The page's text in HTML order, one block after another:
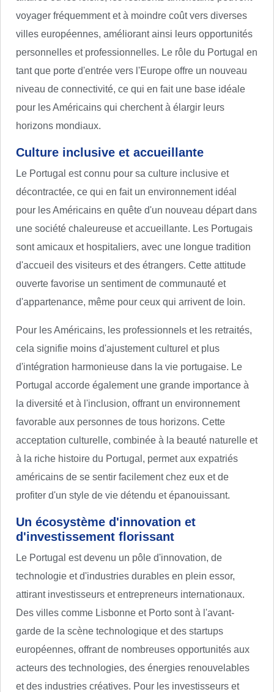
voyager fréquemment et à moindre coût vers diverses
villes européennes, améliorant ainsi leurs opportunités
personnelles et professionnelles. Le rôle du Portugal en
tant que porte d'entrée vers l'Europe offre un nouveau
niveau de connectivité, ce qui en fait une base idéale
pour les Américains qui cherchent à élargir leurs
horizons mondiaux.
Culture inclusive et accueillante
Le Portugal est connu pour sa culture inclusive et
décontractée, ce qui en fait un environnement idéal
pour les Américains en quête d'un nouveau départ dans
une société chaleureuse et accueillante. Les Portugais
sont amicaux et hospitaliers, avec une longue tradition
d'accueil des visiteurs et des étrangers. Cette attitude
ouverte favorise un sentiment de communauté et
d'appartenance, même pour ceux qui arrivent de loin.
Pour les Américains, les professionnels et les retraités,
cela signifie moins d'ajustement culturel et plus
d'intégration harmonieuse dans la vie portugaise. Le
Portugal accorde également une grande importance à
la diversité et à l'inclusion, offrant un environnement
favorable aux personnes de tous horizons. Cette
acceptation culturelle, combinée à la beauté naturelle et
à la riche histoire du Portugal, permet aux expatriés
américains de se sentir facilement chez eux et de
profiter d'un style de vie détendu et épanouissant.
Un écosystème d'innovation et
d'investissement florissant
Le Portugal est devenu un pôle d'innovation, de
technologie et d'industries durables en plein essor,
attirant investisseurs et entrepreneurs internationaux.
Des villes comme Lisbonne et Porto sont à l'avant-
garde de la scène technologique et des startups
européennes, offrant de nombreuses opportunités aux
acteurs des technologies, des énergies renouvelables
et des industries créatives. Pour les investisseurs et